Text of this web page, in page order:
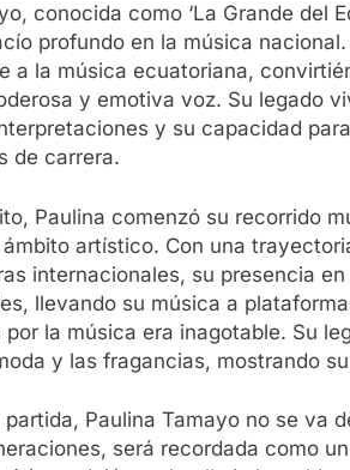
conocida como ‘La Grande del
profundo en la música
a la música ecuatoriana,
y emotiva voz. Su legado
y su capacidad
de carrera.
Paulina comenzó su recorrido
artístico. Con una
internacionales, su presencia
llevando su música a
por la música era inagotable. Su
y las fragancias, mostrando
Paulina Tamayo no se va
será recordada como